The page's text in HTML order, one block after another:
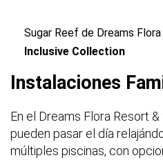
Sugar Reef de Dreams
Inclusive Collection
Instalaciones
En el Dreams Flora Resort
pueden pasar el día
múltiples piscinas, con